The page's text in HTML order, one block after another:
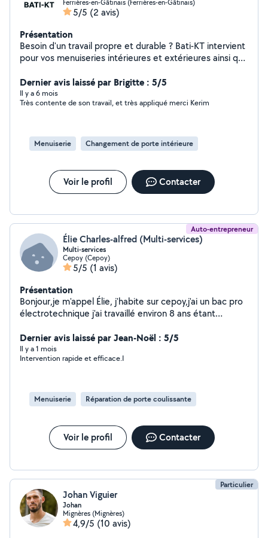
Ferrières-en-Gâtinais (Ferrières-en-Gâtinais)
5/5 (2 avis)
Présentation
Besoin d'un travail propre et durable ? Bati-KT intervient
pour vos menuiseries intérieures et extérieures ainsi que
maison. Intervention rapide Travail soigné Devis gratuit
Contactez-moi via AlloVoisin.
Dernier avis laissé par Brigitte : 5/5
Il y a 6 mois
Très contente de son travail, et très appliqué merci Kerim
Menuiserie Changement de porte intérieure
Voir le profil Contacter
Auto-entrepreneur
Élie Charles-alfred (Multi-services)
Multi-services
Cepoy (Cepoy)
5/5 (1 avis)
Présentation
Bonjour,je m'appel Élie, j'habite sur cepoy,j'ai un bac pro
électrotechnique j'ai travaillé environ 8 ans étant
optique et à côté de tout sa je me suis toujour
intéressé à divers corps de métier. Et fin 2025 j'ai
décider de travaillé à mon compte étant auto
Dernier avis laissé par Jean-Noël : 5/5
Il y a 1 mois
Intervention rapide et efficace.I
Menuiserie Réparation de porte coulissante
Voir le profil Contacter
Particulier
Johan Viguier
Johan
Mignères (Mignères)
4,9/5 (10 avis)